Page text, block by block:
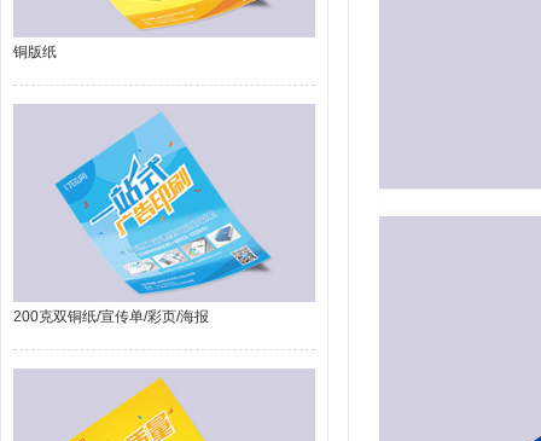
铜版纸
200克双铜纸/宣传单/彩页/海报